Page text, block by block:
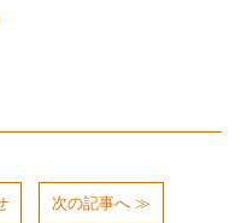
次の記事へ ≫